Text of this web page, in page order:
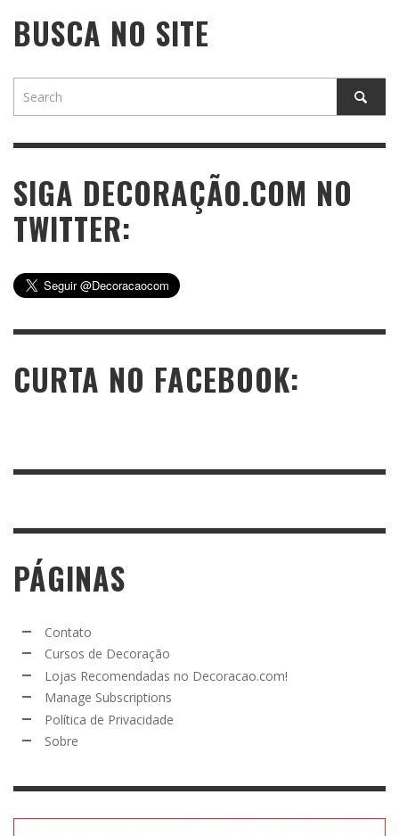
BUSCA NO SITE
SIGA DECORAÇÃO.COM NO
TWITTER:
CURTA NO FACEBOOK:
PÁGINAS
Contato
Cursos de Decoração
Lojas Recomendadas no Decoracao.com!
Manage Subscriptions
Política de Privacidade
Sobre